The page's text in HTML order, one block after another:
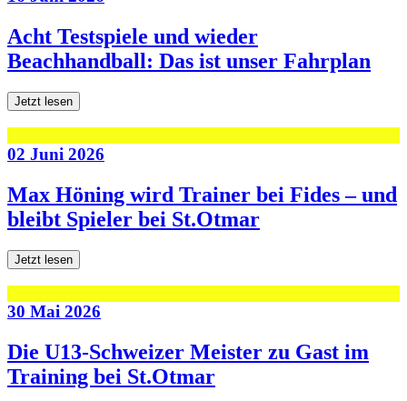
Acht Testspiele und wieder
Beachhandball: Das ist unser Fahrplan
Jetzt lesen
02 Juni 2026
Max Höning wird Trainer bei Fides – und
bleibt Spieler bei St.Otmar
Jetzt lesen
30 Mai 2026
Die U13-Schweizer Meister zu Gast im
Training bei St.Otmar